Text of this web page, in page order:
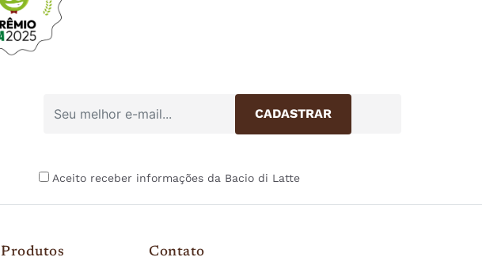
Aceito receber informações da Bacio di Latte
Produtos Contato